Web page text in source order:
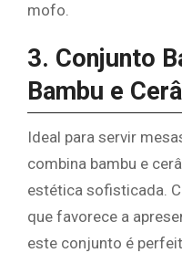
mofo.
3. Conjunto
Bambu e
Ideal para servir
combina bambu e
estética sofisticada.
que favorece a
este conjunto é